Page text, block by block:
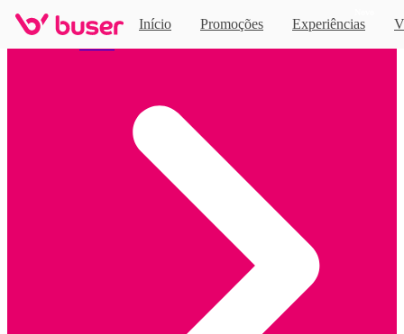
Início Promoções Experiências